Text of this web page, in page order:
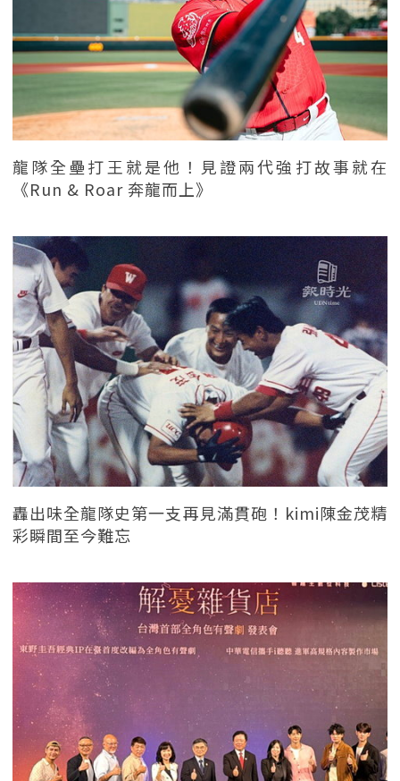
龍隊全壘打王就是他！見證兩代強打故事就在
《Run & Roar 奔龍而上》
轟出味全龍隊史第一支再見滿貫砲！kimi陳金茂精
彩瞬間至今難忘